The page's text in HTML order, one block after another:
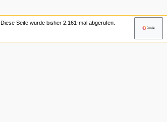
Diese Seite wurde bisher 2.161-mal abgerufen.